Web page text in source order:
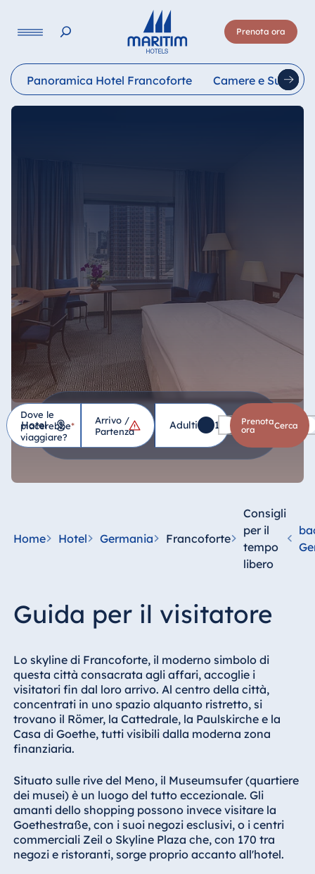
Prenota ora
Panoramica Hotel Francoforte Camere e Suite
Dove le
piacerebbe
viaggiare?
*
Hotel
Salzuflen
proArte Hotel
Berlin
Hotel Bremen
Hotel Darmstadt
Hotel Dresden
Hotel Düsseldorf
Hotel Frankfurt
Schlossgarten
Fulda
Airport Hotel
Hannover
Hotel Ingolstadt
Arrivo /
Partenza
Adulti 1 Bambini 0
Prenota
ora
cerca
Home Hotel Germania Francoforte
Consigli
per il
tempo
libero
Guida per il visitatore
Lo skyline di Francoforte, il moderno simbolo di
questa città consacrata agli affari, accoglie i
visitatori fin dal loro arrivo. Al centro della città,
concentrati in uno spazio alquanto ristretto, si
trovano il Römer, la Cattedrale, la Paulskirche e la
Casa di Goethe, tutti visibili dalla moderna zona
finanziaria.
Situato sulle rive del Meno, il Museumsufer (quartiere
dei musei) è un luogo del tutto eccezionale. Gli
amanti dello shopping possono invece visitare la
Goethestraße, con i suoi negozi esclusivi, o i centri
commerciali Zeil o Skyline Plaza che, con 170 tra
negozi e ristoranti, sorge proprio accanto all'hotel.